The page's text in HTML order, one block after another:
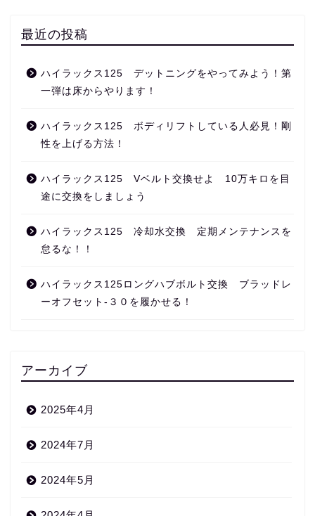
最近の投稿
ハイラックス125 デットニングをやってみよう！第
一弾は床からやります！
ハイラックス125 ボディリフトしている人必見！剛
性を上げる方法！
ハイラックス125 Vベルト交換せよ 10万キロを目
途に交換をしましょう
ハイラックス125 冷却水交換 定期メンテナンスを
怠るな！！
ハイラックス125ロングハブボルト交換 ブラッドレ
ーオフセット‐３０を履かせる！
アーカイブ
2025年4月
2024年7月
2024年5月